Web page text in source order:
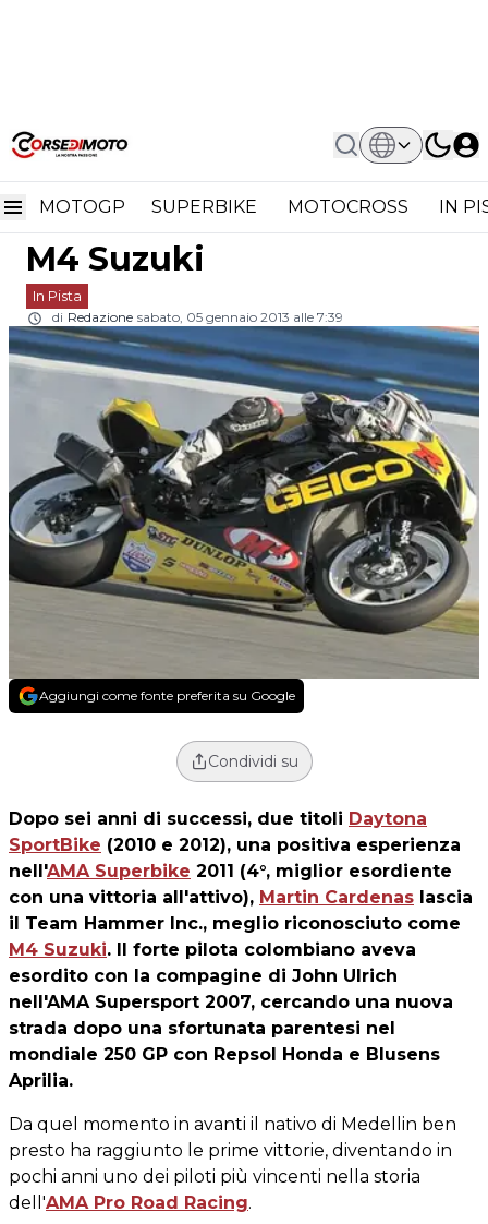
MOTOGP SUPERBIKE MOTOCROSS IN
Home In Pista
Daytona SportBike: Martin Cardenas
Daytona SportBike:
Martin Cardenas lascia
M4 Suzuki
In Pista
di Redazione sabato, 05 gennaio 2013 alle 7:39
Aggiungi come fonte preferita su Google
Condividi su
Dopo sei anni di successi, due titoli Daytona
SportBike (2010 e 2012), una positiva esperienza
nell'AMA Superbike 2011 (4°, miglior esordiente
con una vittoria all'attivo), Martin Cardenas lascia
il Team Hammer Inc., meglio riconosciuto come
M4 Suzuki. Il forte pilota colombiano aveva
esordito con la compagine di John Ulrich
nell'AMA Supersport 2007, cercando una nuova
strada dopo una sfortunata parentesi nel
mondiale 250 GP con Repsol Honda e Blusens
Aprilia.
Da quel momento in avanti il nativo di Medellin ben
presto ha raggiunto le prime vittorie, diventando in
pochi anni uno dei piloti più vincenti nella storia
dell'AMA Pro Road Racing.